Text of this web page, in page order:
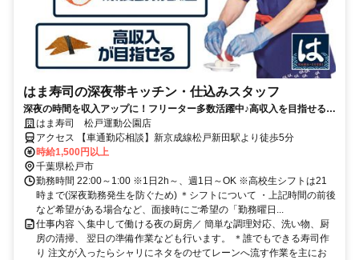
はま寿司の深夜帯キッチン・仕込みスタッフ
深夜の時間を収入アップに！フリーター多数活躍中♪高収入を目指せる環
境です！
はま寿司 松戸運動公園店
アクセス 【車通勤応相談】新京成線松戸新田駅より徒歩5分
時給1,500円以上
千葉県松戸市
勤務時間 22:00～1:00 ※1日2h～、週1日～OK ※高校生シフトは21
時まで(深夜勤務発生を防ぐため) ＊シフトについて ・上記時間の前後
など希望がある場合など、面接時にご希望の「勤務曜日...
仕事内容 ＼集中して働ける夜の厨房／ 簡単な調理対応、洗い物、厨
房の清掃、 翌日の準備作業なども行います。 ＊誰でもできる寿司作
り 注文が入ったらシャリにネタをのせてレーンへ流す作業を主にお